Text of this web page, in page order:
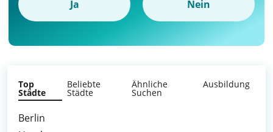
Ja Nein
Top
Städte
Beliebte
Städte
Ähnliche
Suchen
Ausbildung
Berlin